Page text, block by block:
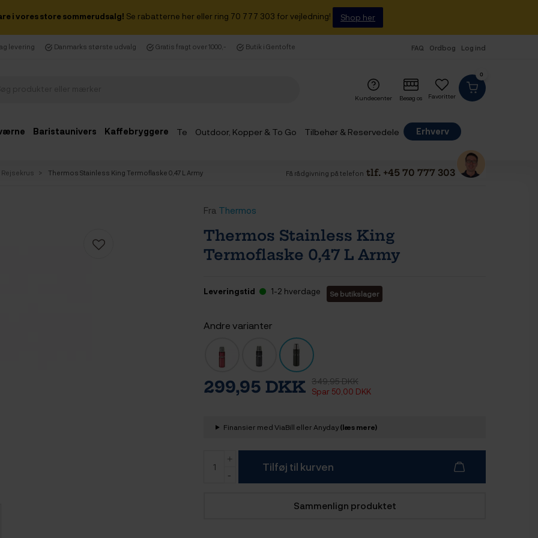
i vores store sommerudsalg! Se rabatterne her eller ring 70 777 303 for vejledning! Shop her
levering Danmarks største udvalg Gratis fragt over 1000,- Butik i Gentofte FAQ Ordbog Log ind
0
Favoritter
Kundecenter Besøg os
Baristaunivers Kaffebryggere Te Outdoor, Kopper & To Go Tilbehør & Reservedele
Erhverv
Rejsekrus Thermos Stainless King Termoflaske 0,47 L Army Få rådgivning på telefon tlf. +45 70 777 303
Fra Thermos
Thermos Stainless King
Termoflaske 0,47 L Army
Leveringstid 1-2 hverdage Se butikslager
Andre varianter
299,95 DKK 349,95 DKK
Spar 50,00 DKK
Finansier med ViaBill eller Anyday(læs mere)
Tilføj til kurven
Sammenlign produktet